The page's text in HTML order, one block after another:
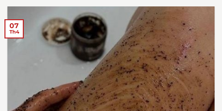
07
Th4